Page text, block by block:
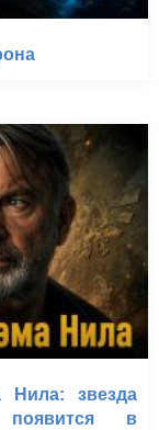
звезда
в